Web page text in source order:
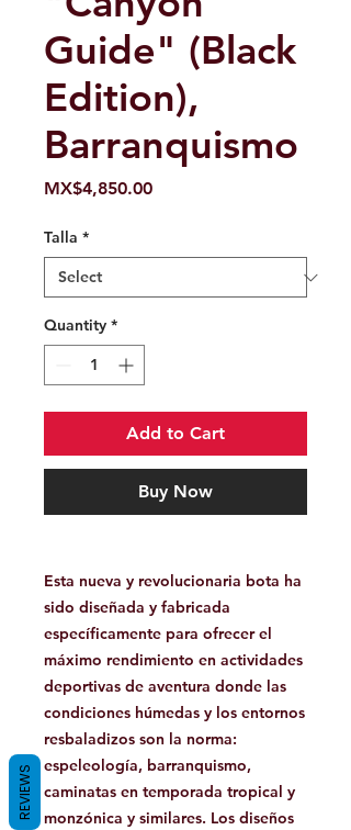
Guide" (Black
Edition),
Barranquismo
MX$4,850.00Price
Talla *
Quantity *
Add to Cart
Buy Now
Esta nueva y revolucionaria bota ha
sido diseñada y fabricada
específicamente para ofrecer el
máximo rendimiento en actividades
deportivas de aventura donde las
condiciones húmedas y los entornos
resbaladizos son la norma:
espeleología, barranquismo,
caminatas en temporada tropical y
monzónica y similares. Los diseños
REVIEWS